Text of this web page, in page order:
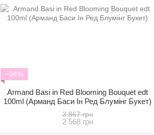
−34%
Armand Basi in Red Blooming Bouquet edt
100ml (Арманд Баси Ін Ред Блумінг Букет)
3 867 грн
2 568 грн